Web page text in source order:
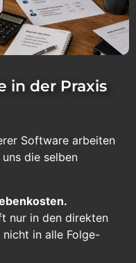
in der Praxis
Software arbeiten
die selben
nur in den direkten
nicht in alle Folge-